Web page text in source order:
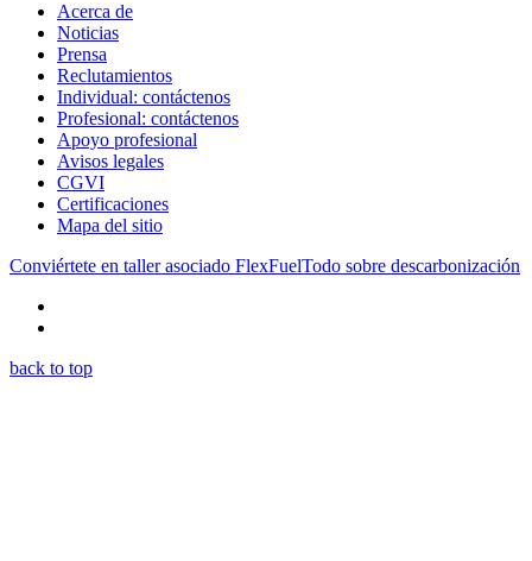
Acerca de
Noticias
Prensa
Reclutamientos
Individual: contáctenos
Profesional: contáctenos
Apoyo profesional
Avisos legales
CGVI
Certificaciones
Mapa del sitio
Conviértete en taller asociado FlexFuelTodo sobre descarbonización
back to top